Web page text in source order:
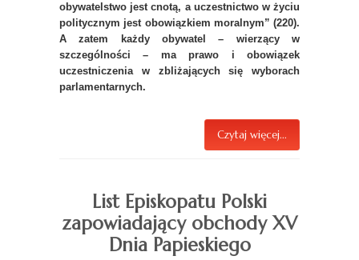
obywatelstwo jest cnotą, a uczestnictwo w życiu
politycznym jest obowiązkiem moralnym” (220).
A zatem każdy obywatel – wierzący w
szczególności – ma prawo i obowiązek
uczestniczenia w zbliżających się wyborach
parlamentarnych.
Czytaj więcej...
List Episkopatu Polski
zapowiadający obchody XV
Dnia Papieskiego